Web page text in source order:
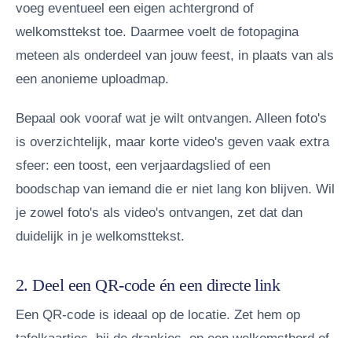
voeg eventueel een eigen achtergrond of
welkomsttekst toe. Daarmee voelt de fotopagina
meteen als onderdeel van jouw feest, in plaats van als
een anonieme uploadmap.
Bepaal ook vooraf wat je wilt ontvangen. Alleen foto's
is overzichtelijk, maar korte video's geven vaak extra
sfeer: een toost, een verjaardagslied of een
boodschap van iemand die er niet lang kon blijven. Wil
je zowel foto's als video's ontvangen, zet dat dan
duidelijk in je welkomsttekst.
2. Deel een QR-code én een directe link
Een QR-code is ideaal op de locatie. Zet hem op